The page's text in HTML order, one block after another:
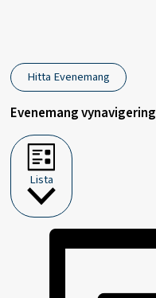
Hitta Evenemang
Evenemang vynavigering
Lista